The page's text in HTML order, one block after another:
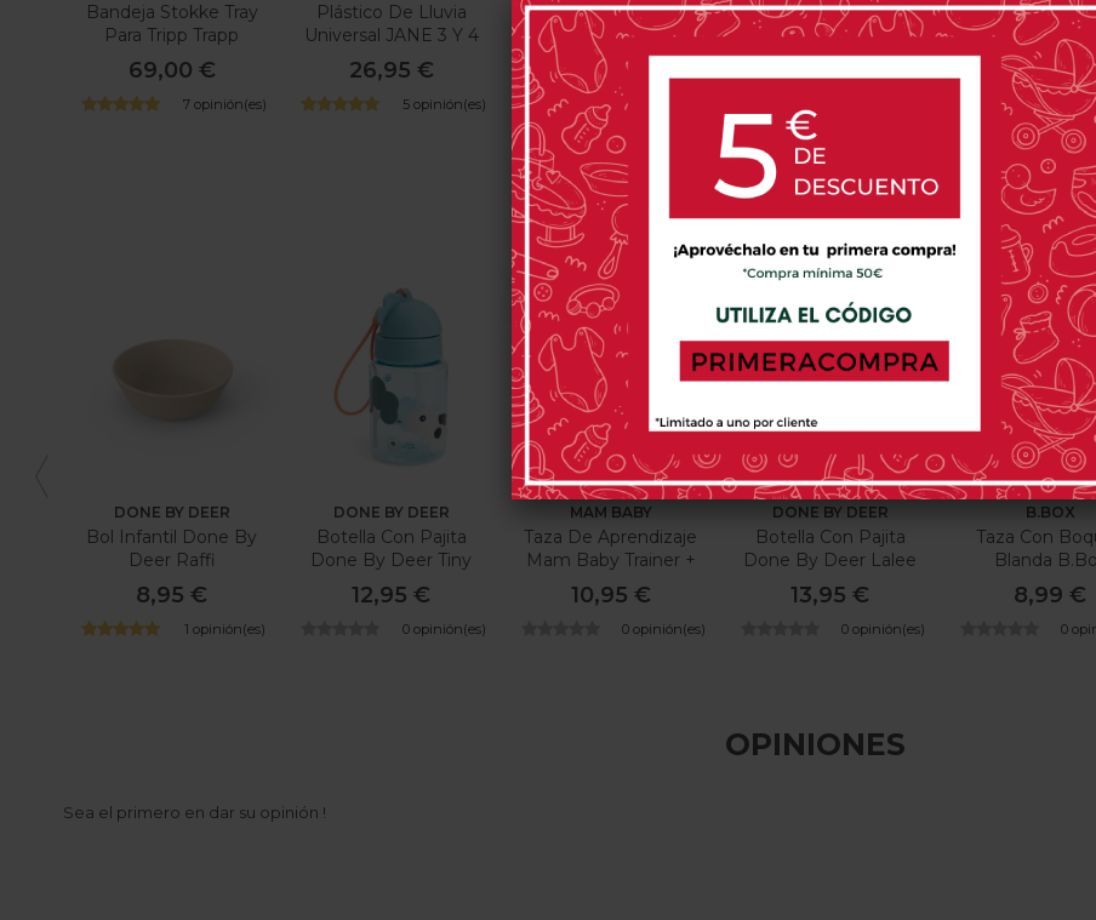
Bandeja Stokke Tray
Para Tripp Trapp
69,00 €
7 opinión(es)
Plástico De Lluvia
Universal JANE 3 Y 4
Ruedas
26,95 €
5 opinión(es)
Cepillo De Dientes Para
Bebé Mam Training
Brush
6,75 €
0 opinión(es)
Cepillo De Dientes Para
Bebé Mam Baby Brush
Reposapiés
29,95 €
0
PRODUCTOS RELACIONADOS
DONE BY DEER
Bol Infantil Done By
Deer Raffi
8,95 €
1 opinión(es)
DONE BY DEER
Botella Con Pajita
Done By Deer Tiny
Farm
12,95 €
0 opinión(es)
MAM BABY
Taza De Aprendizaje
Mam Baby Trainer +
10,95 €
0 opinión(es)
DONE BY DEER
Botella Con Pajita
Done By Deer Lalee
13,95 €
0 opinión(es)
B.BOX
Taza Con
Blanda
8,99 €
0
OPINIONES
Sea el primero en dar su opinión !